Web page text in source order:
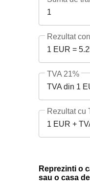
1
1 EUR =
Rezultat
TVA din 1
TVA 21%
1 EUR +
Rezultat cu
Reprezinti o
sau o casa